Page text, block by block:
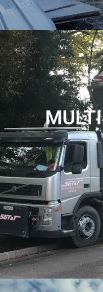
Nos multibennes sont
facilitent le transport
matériaux, offrant une
vos